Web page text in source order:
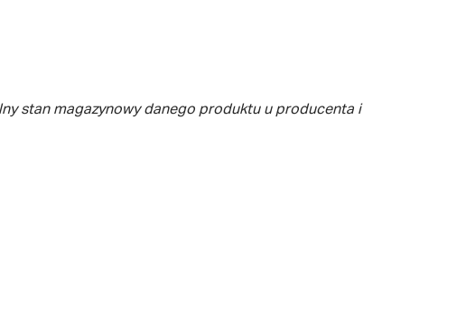
stan magazynowy danego produktu u producenta i